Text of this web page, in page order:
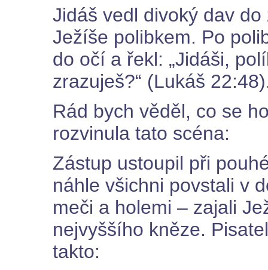
Jidáš vedl divoký dav
Ježíše polibkem. Po
do očí a řekl: „Jidáši,
zrazuješ?“ (Lukáš
Rád bych věděl, co se
rozvinula tato scéna:
Zástup ustoupil při
náhle všichni povstali v
meči a holemi – zajali
nejvyššího kněze.
takto: